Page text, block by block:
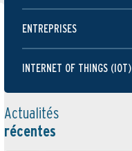
ENTREPRISES
INTERNET OF THINGS (IOT)
Actualités
récentes